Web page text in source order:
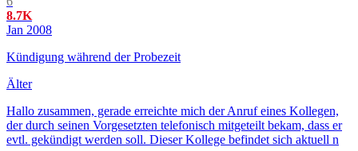
8.7K
Jan 2008
Kündigung während der Probezeit
Älter
Hallo zusammen, gerade erreichte mich der Anruf eines Kollegen,
der durch seinen Vorgesetzten telefonisch mitgeteilt bekam, dass er
evtl. gekündigt werden soll. Dieser Kollege befindet sich aktuell n